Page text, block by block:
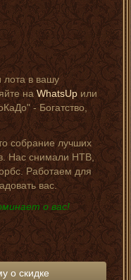
лота в вашу
наWhatsUp или
- Богатство,
собрание лучших
Нас снимали НТВ,
Работаем для
вас.
о вас!
о скидке